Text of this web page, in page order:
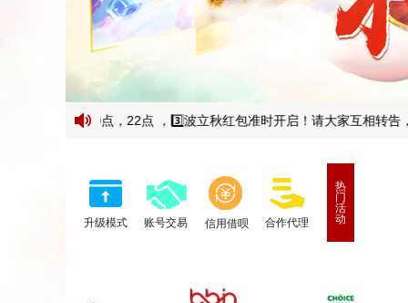
日15点，20点，22点 ，3️⃣波立秋红包准时开启！请大家互相转告，
升级模式 账号交易 信用借呗 合作代理
热
门
活
动